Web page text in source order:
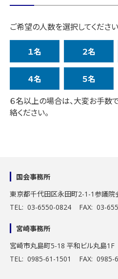
ご希望の人数を選択してください
１名 ２名
４名 ５名
６名以上の場合は、大変お手数
絡ください。
国会事務所
東京都千代田区永田町2-1-1参議院
TEL: 03-6550-0824 FAX: 03-
宮崎事務所
宮崎市丸島町5-18 平和ビル丸島1F
TEL: 0985-61-1501 FAX: 0985-